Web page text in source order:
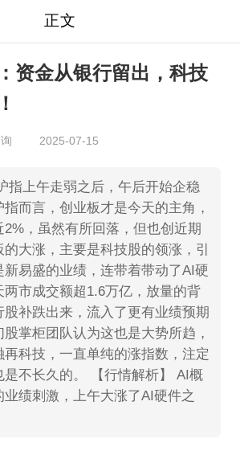
正文
资金从银行留出，科技
2025-07-15
指上午走弱之后，午后开始企稳
而言，创业板才是今天的主角，
，虽然有所回落，但也创近期
大涨，主要是科技股的领涨，引
易盛的业绩，连带着带动了AI硬
市成交额超1.6万亿，放量的背
股补跌出来，流入了更有业绩预期
掌柜团队认为这也是大势所趋，
科技，一直单纯的涨指数，注定
是不长久的。 【行情解析】 AI概
绩刺激，上午大涨了AI硬件之